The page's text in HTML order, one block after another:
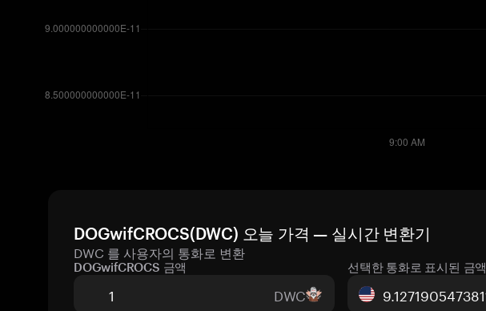
DOGwifCROCS(DWC) 오늘 가격 — 실시간 변환기
DWC 를 사용자의 통화로 변환
DOGwifCROCS 금액
DWC
선택한 통화로 표시된 금액